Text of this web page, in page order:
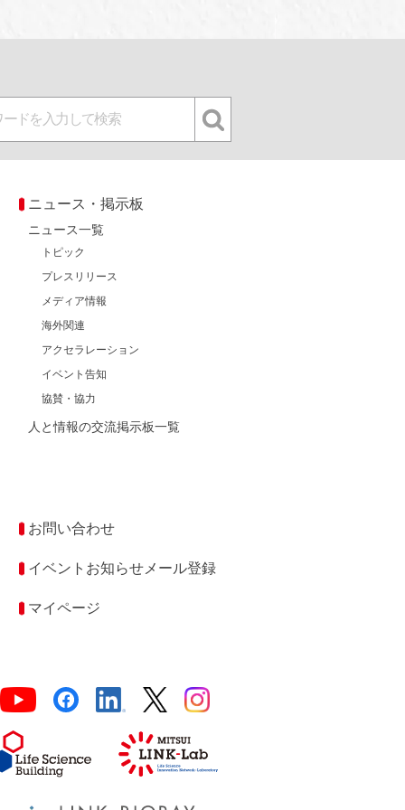
ニュース・掲示板
ニュース一覧
トピック
プレスリリース
メディア情報
海外関連
アクセラレーション
イベント告知
協賛・協力
人と情報の交流掲示板一覧
お問い合わせ
イベントお知らせメール登録
マイページ